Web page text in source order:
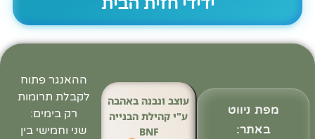
מפת ניווט
באתר:
ההאנגר פתוח
לקבלת תרומות
רק בימים:
שני וחמישי בין
עוצב ונבנה באהבה
ע"י קהילת הבנייה
BNF